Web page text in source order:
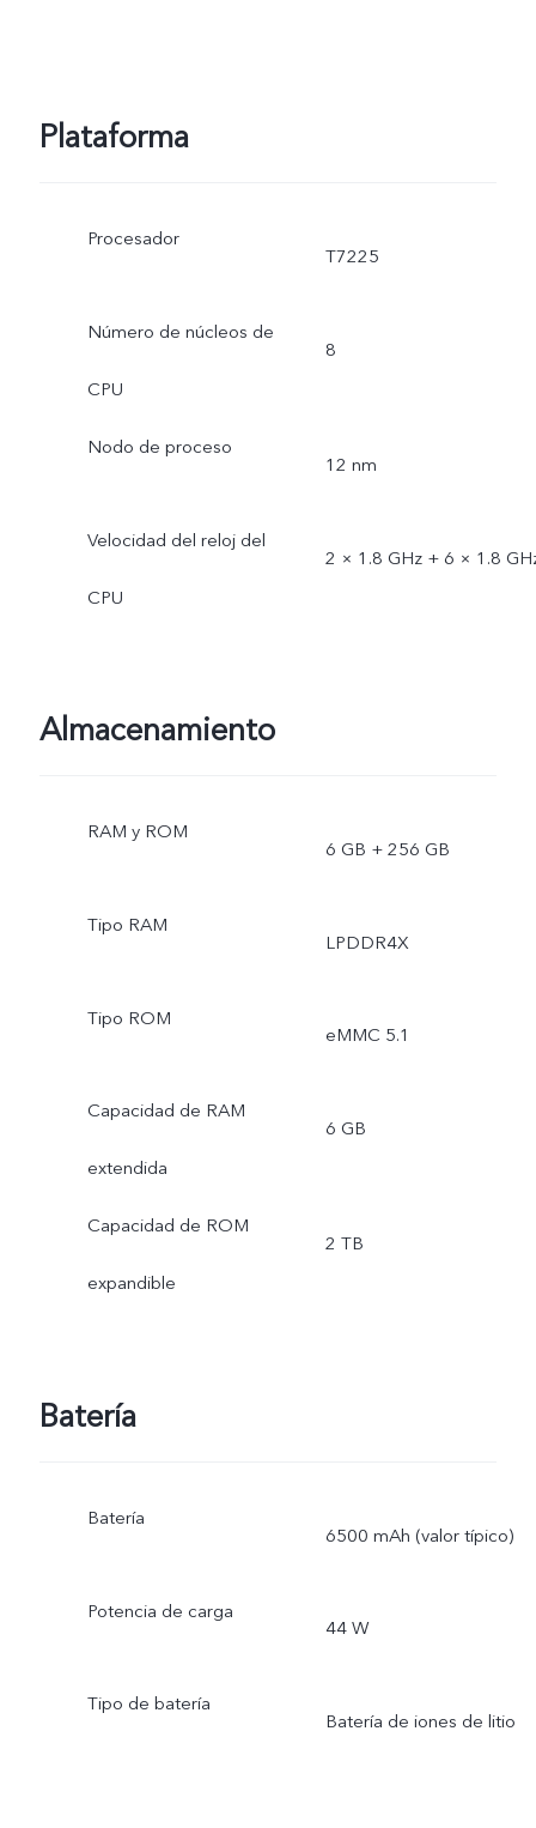
Plataforma
Procesador
T7225
Número de núcleos de
CPU
8
Nodo de proceso
12 nm
Velocidad del reloj del
CPU
2 × 1.8 GHz + 6 × 1.8
Almacenamiento
RAM y ROM
6 GB + 256 GB
Tipo RAM
LPDDR4X
Tipo ROM
eMMC 5.1
Capacidad de RAM
extendida
6 GB
Capacidad de ROM
expandible
2 TB
Batería
Batería
6500 mAh (valor típico)
Potencia de carga
44 W
Tipo de batería
Batería de iones de litio